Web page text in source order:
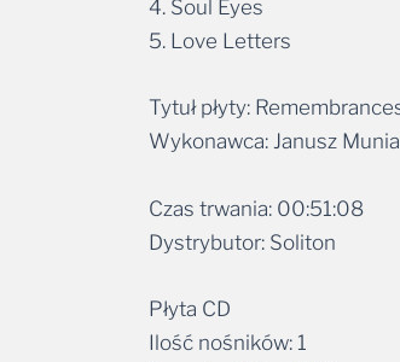
4. Soul Eyes
5. Love Letters
Tytuł płyty:
Wykonawca: Janusz
Czas trwania: 00:51:08
Dystrybutor: Soliton
Płyta CD
Ilość nośników: 1